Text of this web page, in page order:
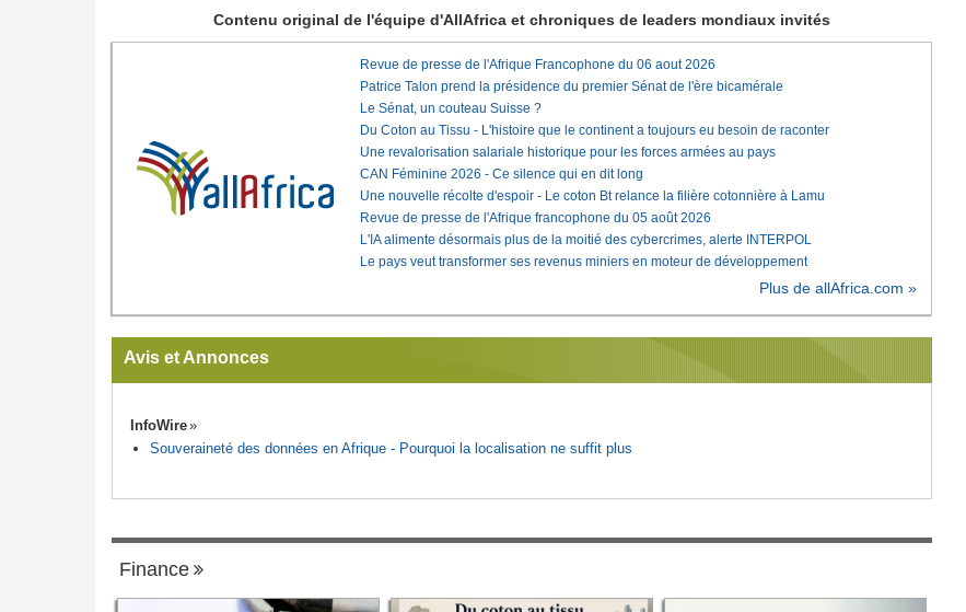
Contenu original de l'équipe d'AllAfrica et chroniques de leaders mondiaux invités
Revue de presse de l'Afrique Francophone du 06 aout 2026
Patrice Talon prend la présidence du premier Sénat de l'ère bicamérale
Le Sénat, un couteau Suisse ?
Du Coton au Tissu - L'histoire que le continent a toujours eu besoin de raconter
Une revalorisation salariale historique pour les forces armées au pays
CAN Féminine 2026 - Ce silence qui en dit long
Une nouvelle récolte d'espoir - Le coton Bt relance la filière cotonnière à Lamu
Revue de presse de l'Afrique francophone du 05 août 2026
L'IA alimente désormais plus de la moitié des cybercrimes, alerte INTERPOL
Le pays veut transformer ses revenus miniers en moteur de développement
Plus de allAfrica.com »
Avis et Annonces
InfoWire
Souveraineté des données en Afrique - Pourquoi la localisation ne suffit plus
Finance